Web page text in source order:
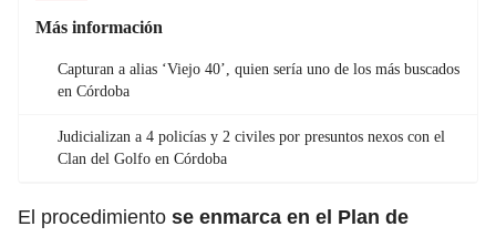
Más información
Capturan a alias ‘Viejo 40’, quien sería uno de los más buscados
en Córdoba
Judicializan a 4 policías y 2 civiles por presuntos nexos con el
Clan del Golfo en Córdoba
El procedimiento se enmarca en el Plan de